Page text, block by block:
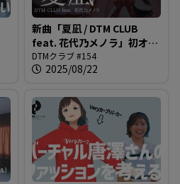
新曲「夏凪 / DTM CLUB
feat. 花代乃メノラ」初オン
エア！！みんなでコール＆
レスポンスしてください！
DTMクラブ #154
2025/08/22